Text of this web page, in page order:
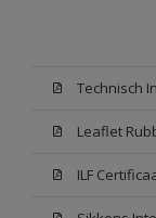
Leaflet
ILF